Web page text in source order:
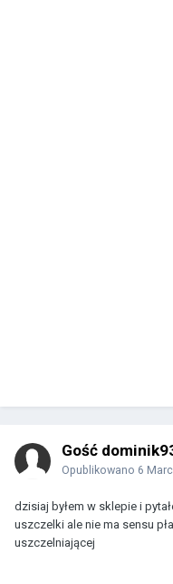
Gość
Opublikowano 6
dzisiaj byłem w sklepie i
uszczelki ale nie ma sensu
uszczelniającej